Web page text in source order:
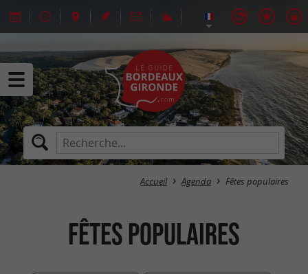
Accueil Agenda Fêtes populaires
Fêtes populaires